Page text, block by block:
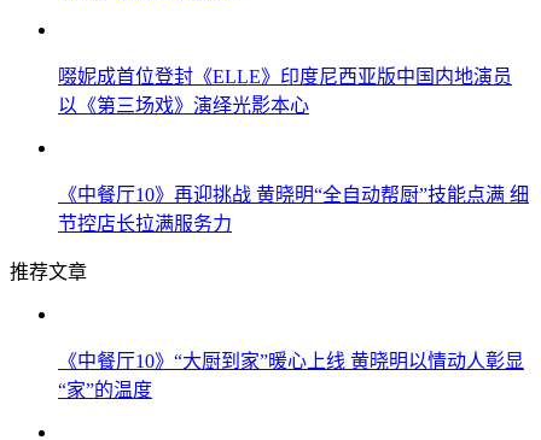
啜妮成首位登封《ELLE》印度尼西亚版中国内地演员
以《第三场戏》演绎光影本心
《中餐厅10》再迎挑战 黄晓明“全自动帮厨”技能点满 细
节控店长拉满服务力
推荐文章
《中餐厅10》“大厨到家”暖心上线 黄晓明以情动人彰显
“家”的温度